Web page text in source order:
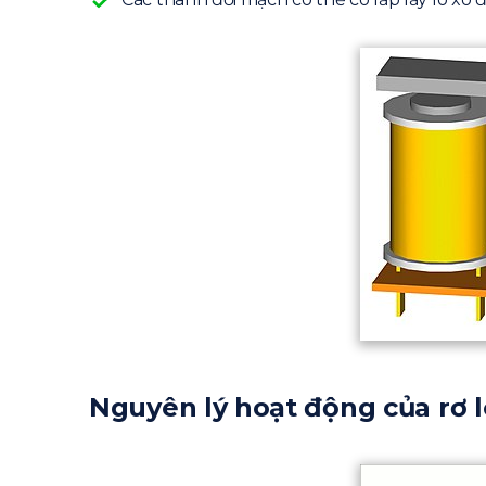
Nguyên lý hoạt động của rơ